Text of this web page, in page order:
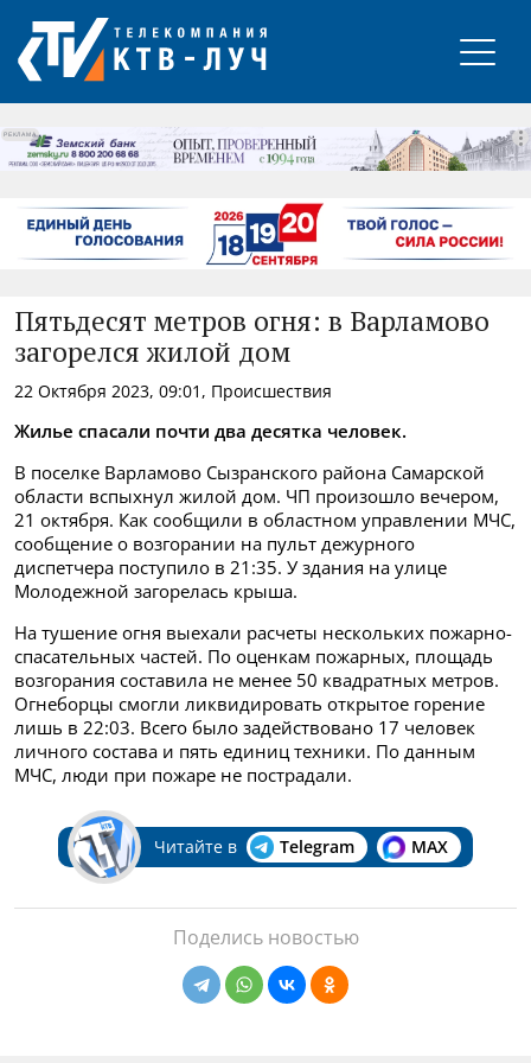
РЕКЛАМА
Пятьдесят метров огня: в Варламово
загорелся жилой дом
22 Октября 2023, 09:01, Происшествия
Жилье спасали почти два десятка человек.
В поселке Варламово Сызранского района Самарской
области вспыхнул жилой дом. ЧП произошло вечером,
21 октября. Как сообщили в областном управлении МЧС,
сообщение о возгорании на пульт дежурного
диспетчера поступило в 21:35. У здания на улице
Молодежной загорелась крыша.
На тушение огня выехали расчеты нескольких пожарно-
спасательных частей. По оценкам пожарных, площадь
возгорания составила не менее 50 квадратных метров.
Огнеборцы смогли ликвидировать открытое горение
лишь в 22:03. Всего было задействовано 17 человек
личного состава и пять единиц техники. По данным
МЧС, люди при пожаре не пострадали.
Читайте в Telegram MAX
Поделись новостью